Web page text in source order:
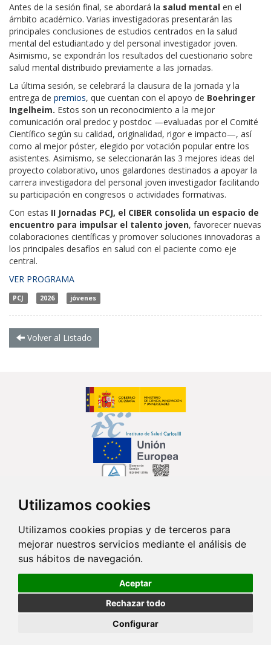
Utilizamos cookies
Utilizamos cookies propias y de terceros para
mejorar nuestros servicios mediante el análisis de
sus hábitos de navegación.
Aceptar
Rechazar todo
Configurar
Antes de la sesión final, se abordará la salud mental en el
ámbito académico. Varias investigadoras presentarán las
principales conclusiones de estudios centrados en la salud
mental del estudiantado y del personal investigador joven.
Asimismo, se expondrán los resultados del cuestionario sobre
salud mental distribuido previamente a las jornadas.
La última sesión, se celebrará la clausura de la jornada y la
entrega de premios, que cuentan con el apoyo de Boehringer
Ingelheim. Estos son un reconocimiento a la mejor
comunicación oral predoc y postdoc —evaluadas por el Comité
Científico según su calidad, originalidad, rigor e impacto—, así
como al mejor póster, elegido por votación popular entre los
asistentes. Asimismo, se seleccionarán las 3 mejores ideas del
proyecto colaborativo, unos galardones destinados a apoyar la
carrera investigadora del personal joven investigador facilitando
su participación en congresos o actividades formativas.
Con estas II Jornadas PCJ, el CIBER consolida un espacio de
encuentro para impulsar el talento joven, favorecer nuevas
colaboraciones científicas y promover soluciones innovadoras a
los principales desafíos en salud con el paciente como eje
central.
VER PROGRAMA
PCJ 2026 jóvenes
Volver al Listado
Síguenos en...
Contacto
Av. Monforte de Lemos, 3-5. Pabellón 11. Planta 0 28029 Madrid
info@ciberisciii.es
Política de Privacidad
| Portal de Transparencia